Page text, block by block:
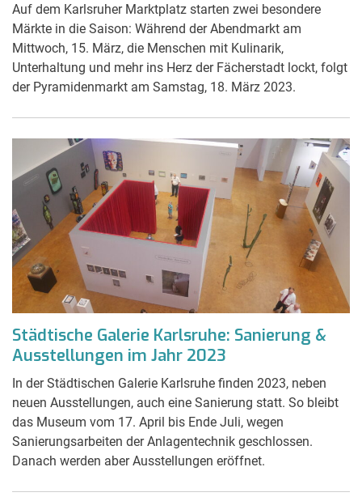
Auf dem Karlsruher Marktplatz starten zwei besondere
Märkte in die Saison: Während der Abendmarkt am
Mittwoch, 15. März, die Menschen mit Kulinarik,
Unterhaltung und mehr ins Herz der Fächerstadt lockt, folgt
der Pyramidenmarkt am Samstag, 18. März 2023.
Städtische Galerie Karlsruhe: Sanierung &
Ausstellungen im Jahr 2023
In der Städtischen Galerie Karlsruhe finden 2023, neben
neuen Ausstellungen, auch eine Sanierung statt. So bleibt
das Museum vom 17. April bis Ende Juli, wegen
Sanierungsarbeiten der Anlagentechnik geschlossen.
Danach werden aber Ausstellungen eröffnet.